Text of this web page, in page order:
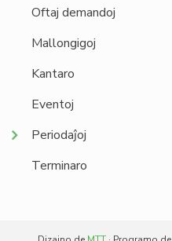
Oftaj demandoj
Mallongigoj
Kantaro
Eventoj
Periodaĵoj
Terminaro